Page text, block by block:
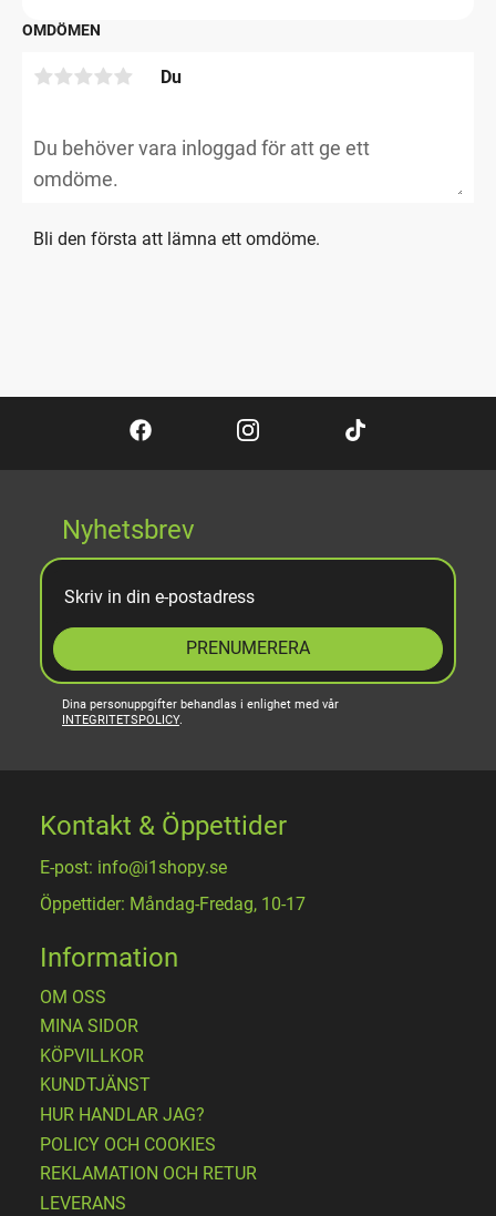
OMDÖMEN
Du
Bli den första att lämna ett omdöme.
Nyhetsbrev
PRENUMERERA
Dina personuppgifter behandlas i enlighet med vår
INTEGRITETSPOLICY.
Kontakt & Öppettider
E-post: info@i1shopy.se
Öppettider: Måndag-Fredag, 10-17
Information
OM OSS
MINA SIDOR
KÖPVILLKOR
KUNDTJÄNST
HUR HANDLAR JAG?
POLICY OCH COOKIES
REKLAMATION OCH RETUR
LEVERANS